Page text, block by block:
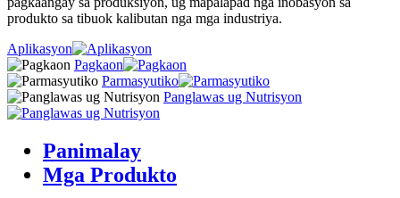
produkto sa tibuok kalibutan nga mga industriya.
Aplikasyon
Pagkaon
Parmasyutiko
Panglawas ug Nutrisyon
Panimalay
Mga Produkto